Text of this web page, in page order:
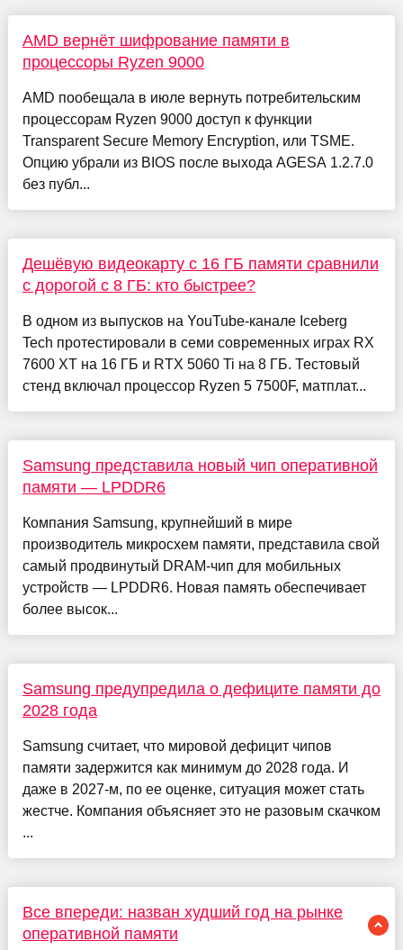
AMD вернёт шифрование памяти в
процессоры Ryzen 9000
AMD пообещала в июле вернуть потребительским
процессорам Ryzen 9000 доступ к функции
Transparent Secure Memory Encryption, или TSME.
Опцию убрали из BIOS после выхода AGESA 1.2.7.0
без публ...
Дешёвую видеокарту с 16 ГБ памяти сравнили
с дорогой с 8 ГБ: кто быстрее?
В одном из выпусков на YouTube-канале Iceberg
Tech протестировали в семи современных играх RX
7600 XT на 16 ГБ и RTX 5060 Ti на 8 ГБ. Тестовый
стенд включал процессор Ryzen 5 7500F, матплат...
Samsung представила новый чип оперативной
памяти — LPDDR6
Компания Samsung, крупнейший в мире
производитель микросхем памяти, представила свой
самый продвинутый DRAM-чип для мобильных
устройств — LPDDR6. Новая память обеспечивает
более высок...
Samsung предупредила о дефиците памяти до
2028 года
Samsung считает, что мировой дефицит чипов
памяти задержится как минимум до 2028 года. И
даже в 2027-м, по ее оценке, ситуация может стать
жестче. Компания объясняет это не разовым скачком
...
Все впереди: назван худший год на рынке
оперативной памяти